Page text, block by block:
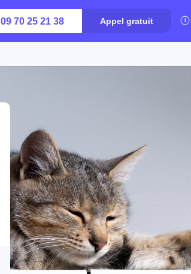
09 70 25 21 38 Appel gratuit